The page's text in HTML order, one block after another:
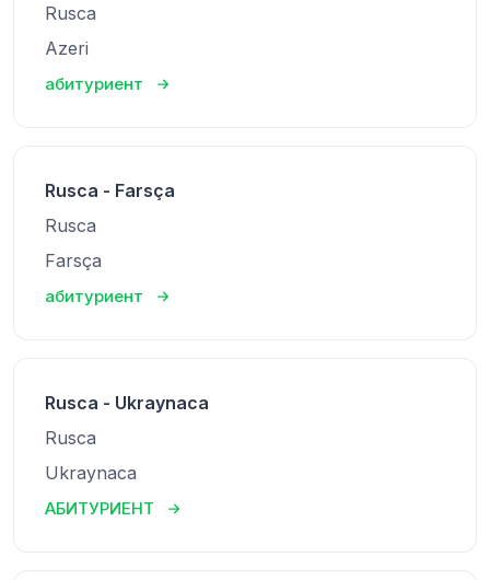
Rusca
Azeri
абитуриент
Rusca - Farsça
Rusca
Farsça
абитуриент
Rusca - Ukraynaca
Rusca
Ukraynaca
АБИТУРИЕНТ